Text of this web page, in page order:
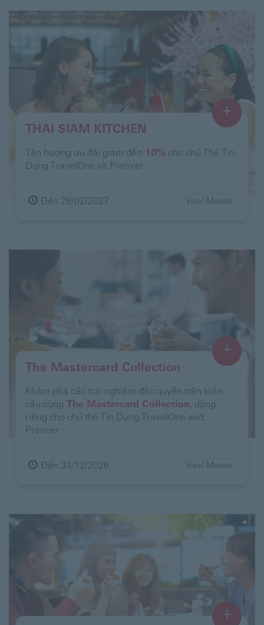
THAI SIAM KITCHEN
Tận hưởng ưu đãi giảm đến 10% cho chủ Thẻ Tín
Dụng TravelOne và Premier
Đến 28/02/2027
+
Visa/ Master
The Mastercard Collection
Khám phá các trải nghiệm đặc quyền trên toàn
cầu cùng The Mastercard Collection, dàng
riêng cho chủ thẻ Tín Dụng TravelOne and
Premier
Đến 31/12/2026
+
Visa/ Master
+